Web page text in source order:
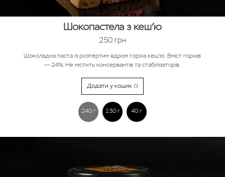
Шокопастела з кеш’ю
250 грн
Шоколадна паста із розтертим ядром горіха кеш'ю. Вміст горіхів
— 24%. Не містить консервантів та стабілізаторів.
Додати у кошик
240 г 130 г 40 г